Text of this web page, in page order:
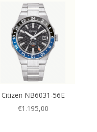
Citizen NB6031-56E
€1.195,00